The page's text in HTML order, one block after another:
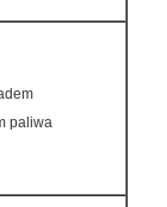
paliwa